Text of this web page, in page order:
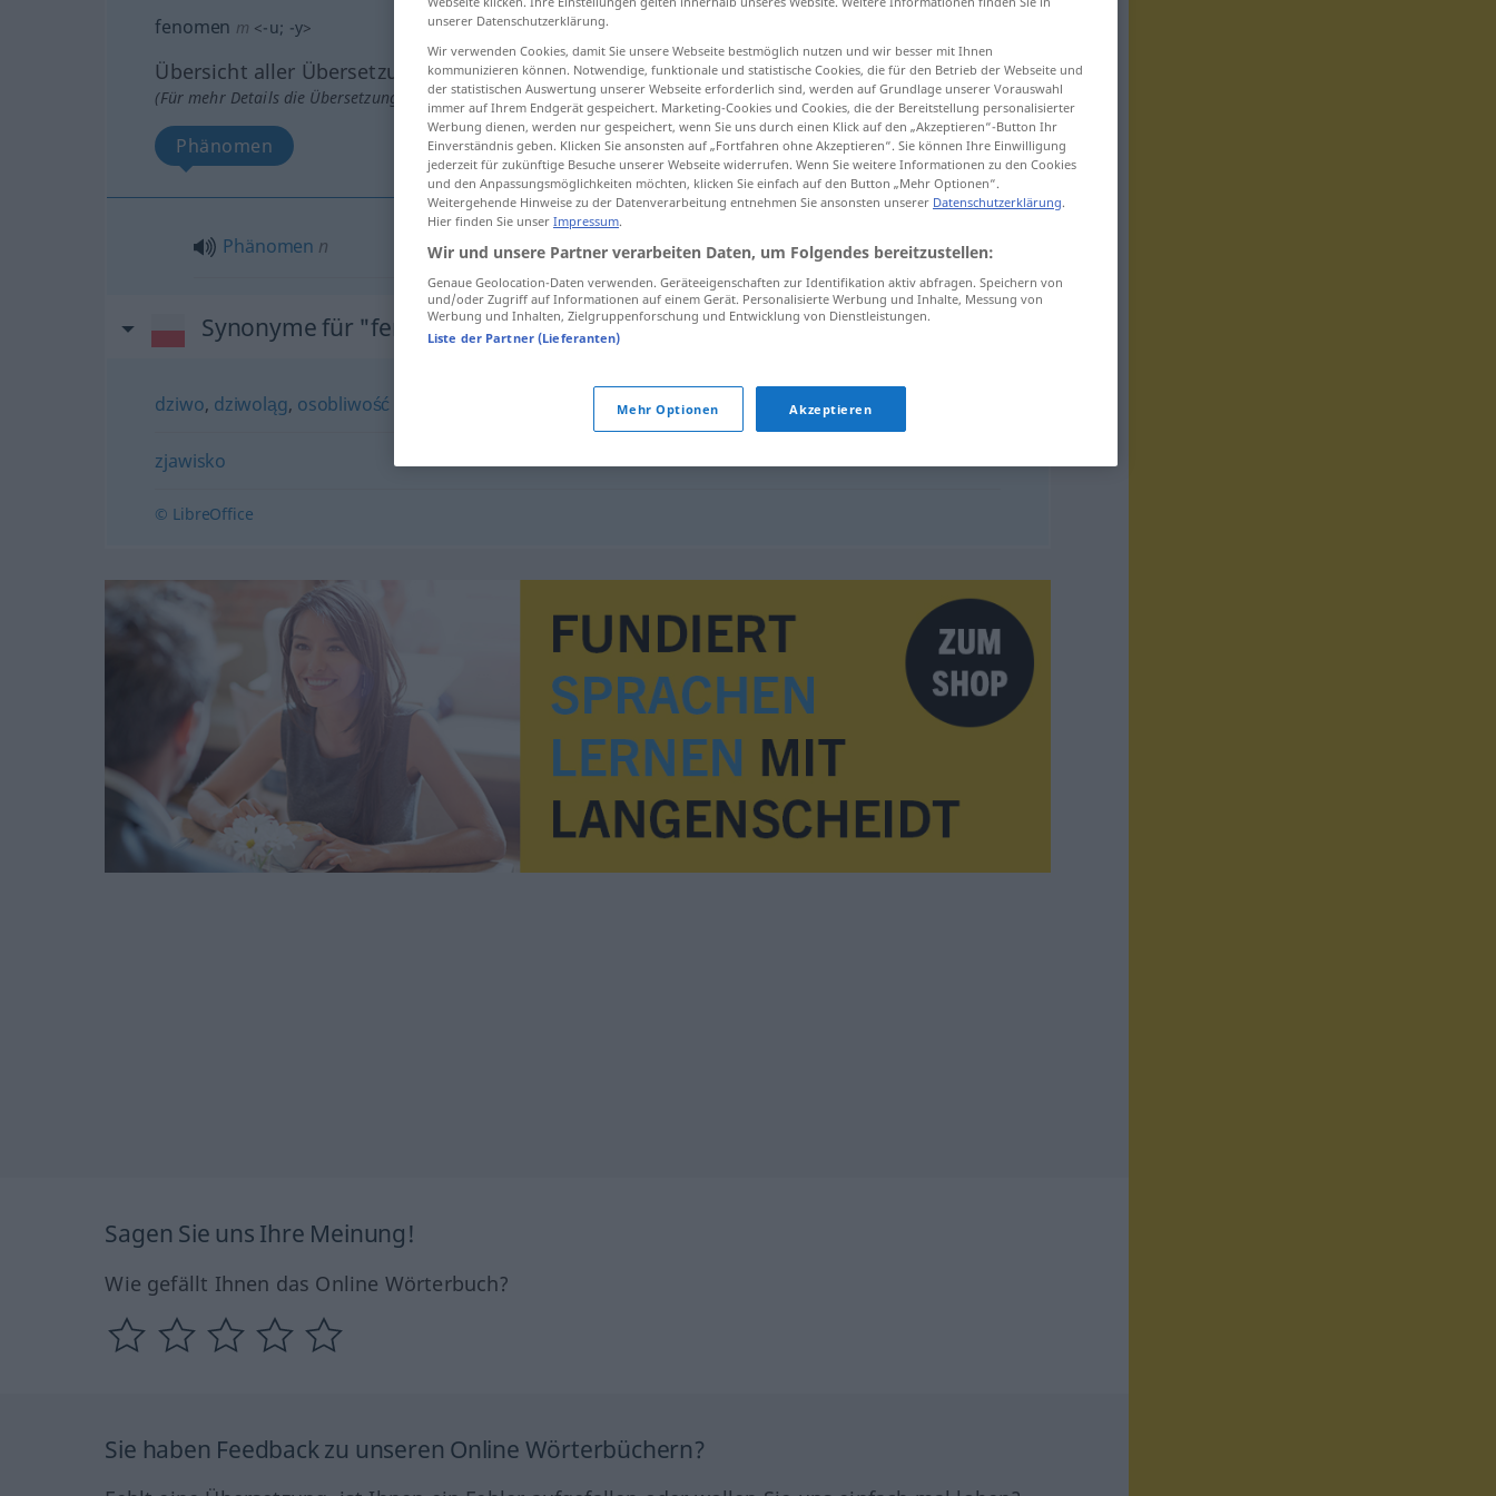
fenomen m <-u; -y>
Übersicht aller Übersetzungen
(Für mehr Details die Übersetzung anklicken/antippen)
Phänomen
Phänomen n fenomen
Synonyme für "fenomen"
dziwo, dziwoląg, osobliwość
zjawisko
© LibreOffice
Sagen Sie uns Ihre Meinung!
Wie gefällt Ihnen das Online Wörterbuch?
Sie haben Feedback zu unseren Online Wörterbüchern?
unserer Datenschutzerklärung.
Wir verwenden Cookies, damit Sie unsere Webseite bestmöglich nutzen und wir besser mit Ihnen
kommunizieren können. Notwendige, funktionale und statistische Cookies, die für den Betrieb der Webseite und
der statistischen Auswertung unserer Webseite erforderlich sind, werden auf Grundlage unserer Vorauswahl
immer auf Ihrem Endgerät gespeichert. Marketing-Cookies und Cookies, die der Bereitstellung personalisierter
Werbung dienen, werden nur gespeichert, wenn Sie uns durch einen Klick auf den „Akzeptieren“-Button Ihr
Einverständnis geben. Klicken Sie ansonsten auf „Fortfahren ohne Akzeptieren“. Sie können Ihre Einwilligung
jederzeit für zukünftige Besuche unserer Webseite widerrufen. Wenn Sie weitere Informationen zu den Cookies
und den Anpassungsmöglichkeiten möchten, klicken Sie einfach auf den Button „Mehr Optionen“.
Weitergehende Hinweise zu der Datenverarbeitung entnehmen Sie ansonsten unserer Datenschutzerklärung.
Hier finden Sie unser Impressum.
Wir und unsere Partner verarbeiten Daten, um Folgendes bereitzustellen:
Genaue Geolocation-Daten verwenden. Geräteeigenschaften zur Identifikation aktiv abfragen. Speichern von
und/oder Zugriff auf Informationen auf einem Gerät. Personalisierte Werbung und Inhalte, Messung von
Werbung und Inhalten, Zielgruppenforschung und Entwicklung von Dienstleistungen.
Liste der Partner (Lieferanten)
Mehr Optionen Akzeptieren